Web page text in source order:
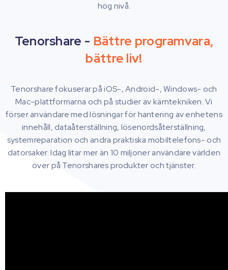
hög nivå.
Tenorshare - Bättre programvara,
bättre liv!
Tenorshare fokuserar på iOS-, Android-, Windows- och
Mac-plattformarna och på studier av kärntekniken. Vi
förser användare med lösningar för hantering av enhetens
innehåll, dataåterställning, lösenordsåterställning,
systemreparation och andra praktiska mobiltelefons- och
datorsaker. Idag litar mer än 10 miljoner användare världen
över på Tenorshares produkter och tjänster.